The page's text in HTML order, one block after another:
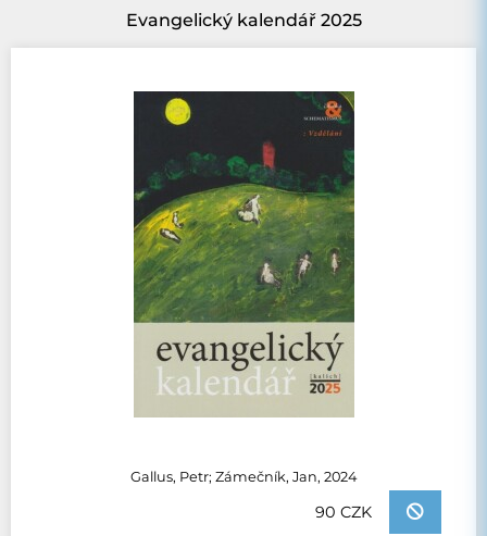
Evangelický kalendář 2025
Gallus, Petr; Zámečník, Jan, 2024
90 CZK